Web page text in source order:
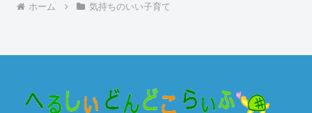
ホーム 気持ちのいい子育て